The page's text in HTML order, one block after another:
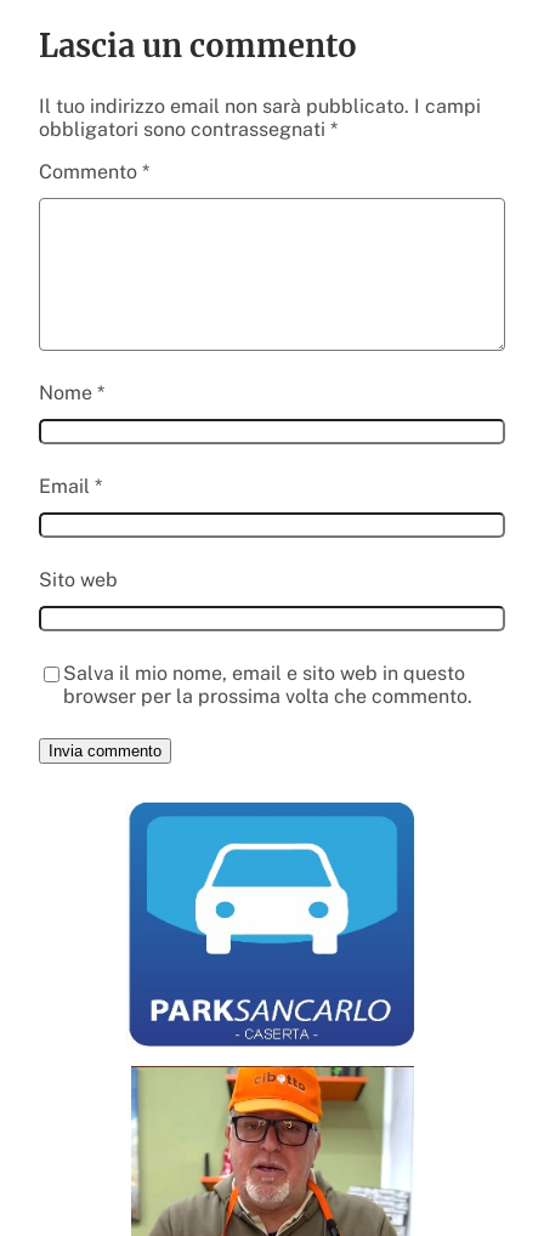
Lascia un commento
Il tuo indirizzo email non sarà pubblicato. I campi
obbligatori sono contrassegnati *
Commento *
Nome *
Email *
Sito web
Salva il mio nome, email e sito web in questo
browser per la prossima volta che commento.